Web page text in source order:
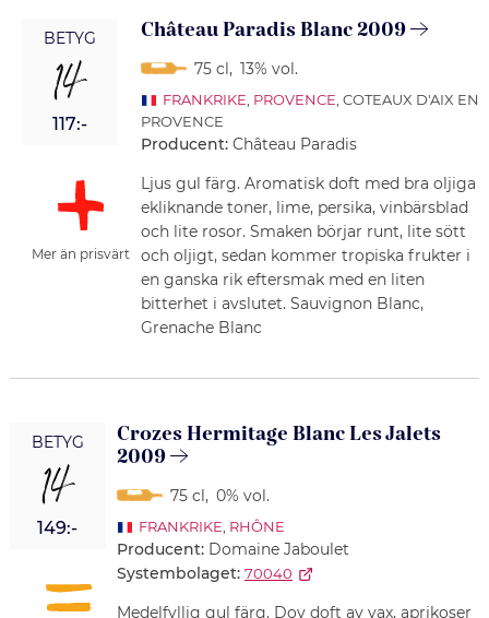
BETYG
14
117:-
Mer än prisvärt
Château Paradis Blanc 2009
75 cl , 13% vol.
FRANKRIKE, PROVENCE, COTEAUX D'AIX EN
PROVENCE
Producent: Château Paradis
Ljus gul färg. Aromatisk doft med bra oljiga
ekliknande toner, lime, persika, vinbärsblad
och lite rosor. Smaken börjar runt, lite sött
och oljigt, sedan kommer tropiska frukter i
en ganska rik eftersmak med en liten
bitterhet i avslutet. Sauvignon Blanc,
Grenache Blanc
BETYG
14
149:-
Crozes Hermitage Blanc Les Jalets
2009
75 cl , 0% vol.
FRANKRIKE, RHÔNE
Producent: Domaine Jaboulet
Systembolaget: 70040
Medelfyllig gul färg. Dov doft av vax, aprikoser